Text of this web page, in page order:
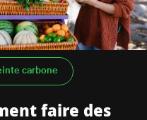
carbone
faire des